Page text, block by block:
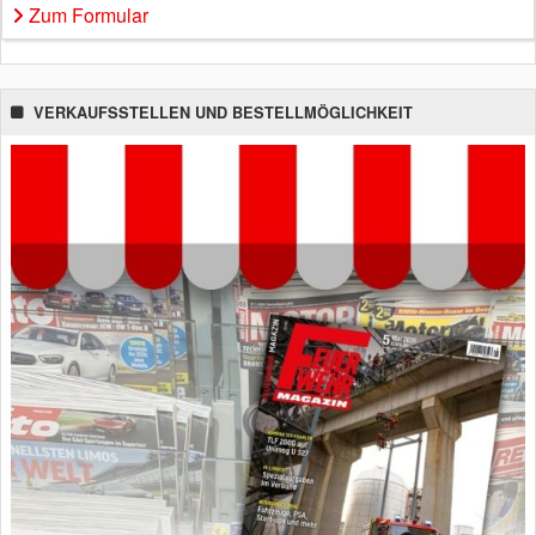
Zum Formular
VERKAUFSSTELLEN UND BESTELLMÖGLICHKEIT